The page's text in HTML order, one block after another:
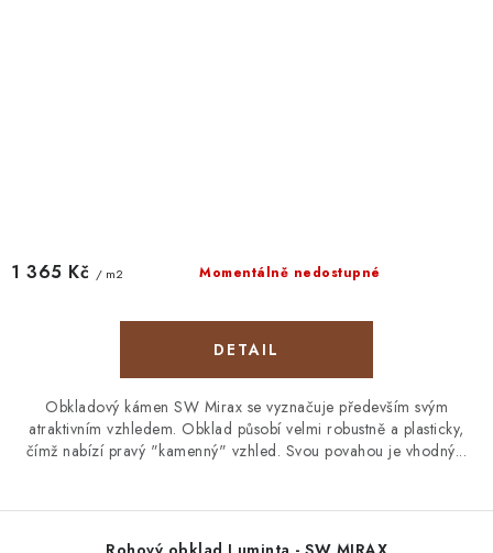
Momentálně nedostupné
1 365 Kč / m2
Obkladový kámen SW Mirax se vyznačuje především svým
atraktivním vzhledem. Obklad působí velmi robustně a plasticky,
čímž nabízí pravý "kamenný" vzhled. Svou povahou je vhodný...